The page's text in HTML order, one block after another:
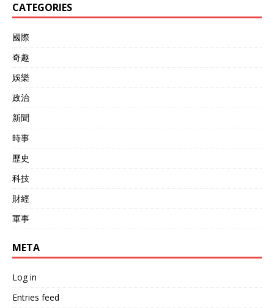
CATEGORIES
國際
奇趣
娛樂
政治
新聞
時事
歷史
科技
財經
軍事
META
Log in
Entries feed